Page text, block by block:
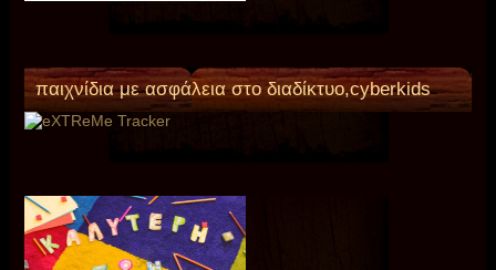
παιχνίδια με ασφάλεια στο διαδίκτυο,cyberkids